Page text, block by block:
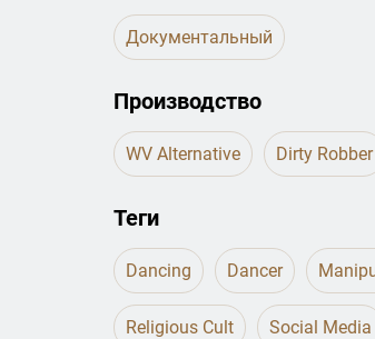
Документальный
Производство
WV Alternative Dirty Robber
Теги
Dancing Dancer
Religious Cult Social Media